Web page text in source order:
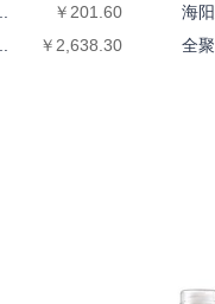
￥201.60
￥2,638.30
海
全